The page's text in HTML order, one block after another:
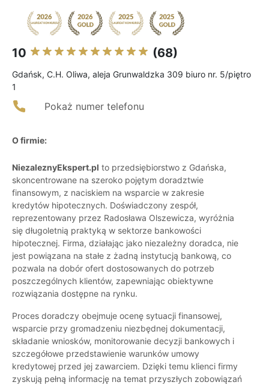
10 (68)
Gdańsk, C.H. Oliwa, aleja Grunwaldzka 309 biuro nr. 5/piętro
1
Pokaż numer telefonu
O firmie:
NiezaleznyEkspert.pl to przedsiębiorstwo z Gdańska,
skoncentrowane na szeroko pojętym doradztwie
finansowym, z naciskiem na wsparcie w zakresie
kredytów hipotecznych. Doświadczony zespół,
reprezentowany przez Radosława Olszewicza, wyróżnia
się długoletnią praktyką w sektorze bankowości
hipotecznej. Firma, działając jako niezależny doradca, nie
jest powiązana na stałe z żadną instytucją bankową, co
pozwala na dobór ofert dostosowanych do potrzeb
poszczególnych klientów, zapewniając obiektywne
rozwiązania dostępne na rynku.
Proces doradczy obejmuje ocenę sytuacji finansowej,
wsparcie przy gromadzeniu niezbędnej dokumentacji,
składanie wniosków, monitorowanie decyzji bankowych i
szczegółowe przedstawienie warunków umowy
kredytowej przed jej zawarciem. Dzięki temu klienci firmy
zyskują pełną informację na temat przyszłych zobowiązań